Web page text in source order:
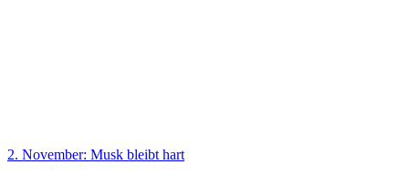
2. November: Musk bleibt hart